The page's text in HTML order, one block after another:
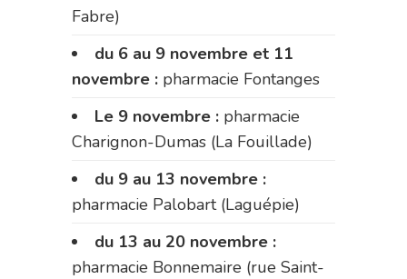
Fabre)
du 6 au 9 novembre et 11
novembre : pharmacie Fontanges
Le 9 novembre : pharmacie
Charignon-Dumas (La Fouillade)
du 9 au 13 novembre :
pharmacie Palobart (Laguépie)
du 13 au 20 novembre :
pharmacie Bonnemaire (rue Saint-